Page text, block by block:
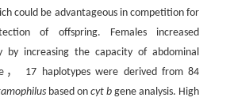
could be advantageous in competition for
of offspring. Females increased
by increasing the capacity of abdominal
， 17 haplotypes were derived from 84
based oncyt b gene analysis. High